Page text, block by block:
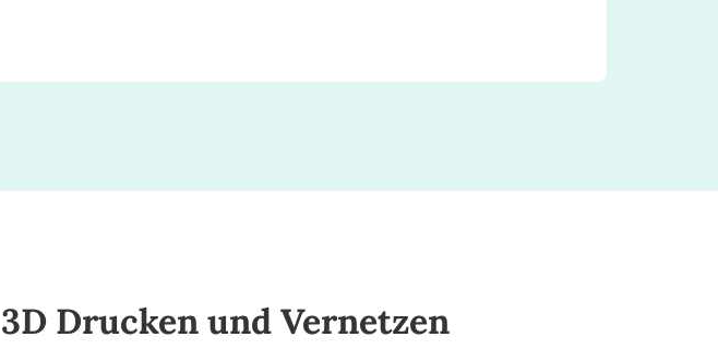
3D Drucken und Vernetzen